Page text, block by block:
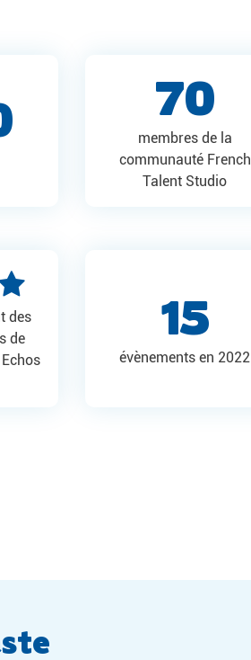
70
membres de la
communauté French
Talent Studio
des
de
15
évènements en 2022